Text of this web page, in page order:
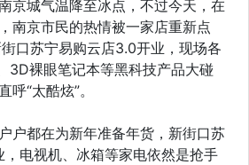
京城气温降至冰点，不过今天，在
南京市民的热情被一家店重新点
口苏宁易购云店3.0开业，现场各
3D裸眼笔记本等黑科技产品大碰
“太酷炫”。
户都在为新年准备年货，新街口苏
电视机、冰箱等家电依然是抢手